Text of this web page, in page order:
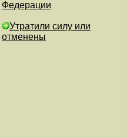
Федерации
Утратили силу или
отменены